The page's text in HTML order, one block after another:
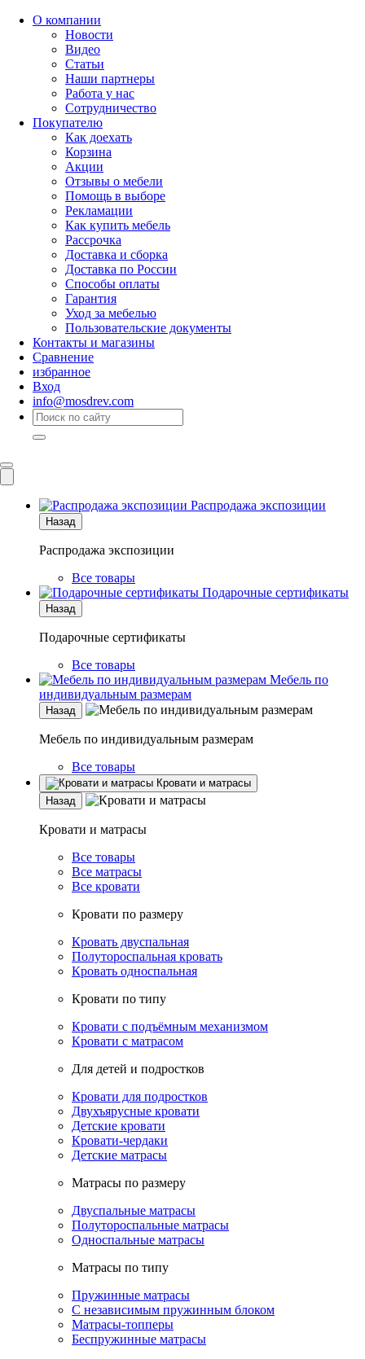
О компании
Новости
Видео
Статьи
Наши партнеры
Работа у нас
Сотрудничество
Покупателю
Как доехать
Корзина
Акции
Отзывы о мебели
Помощь в выборе
Рекламации
Как купить мебель
Рассрочка
Доставка и сборка
Доставка по России
Способы оплаты
Гарантия
Уход за мебелью
Пользовательские документы
Контакты и магазины
Сравнение
избранное
Вход
info@mosdrev.com
Распродажа экспозиции
Назад
Распродажа экспозиции
Все товары
Подарочные сертификаты
Назад
Подарочные сертификаты
Все товары
Мебель по
индивидуальным размерам
Назад
Мебель по индивидуальным размерам
Все товары
Кровати и матрасы
Назад
Кровати и матрасы
Все товары
Все матрасы
Все кровати
Кровати по размеру
Кровать двуспальная
Полутороспальная кровать
Кровать односпальная
Кровати по типу
Кровати с подъёмным механизмом
Кровати с матрасом
Для детей и подростков
Кровати для подростков
Двухъярусные кровати
Детские кровати
Кровати-чердаки
Детские матрасы
Матрасы по размеру
Двуспальные матрасы
Полутороспальные матрасы
Односпальные матрасы
Матрасы по типу
Пружинные матрасы
С независимым пружинным блоком
Матрасы-топперы
Беспружинные матрасы